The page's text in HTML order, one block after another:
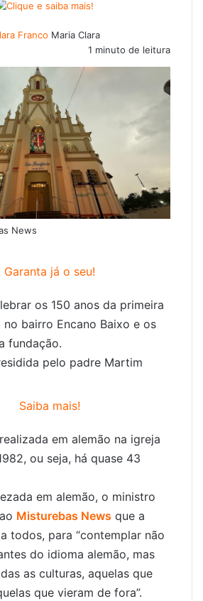
Maria Clara
1 minuto de leitura
News
os 150 anos da primeira
no bairro Encano Baixo e os
fundação.
pelo padre Martim
em alemão na igreja
ou seja, há quase 43
em alemão, o ministro
Misturebas News que a
todos, para “contemplar não
do idioma alemão, mas
as culturas, aquelas que
que vieram de fora”.